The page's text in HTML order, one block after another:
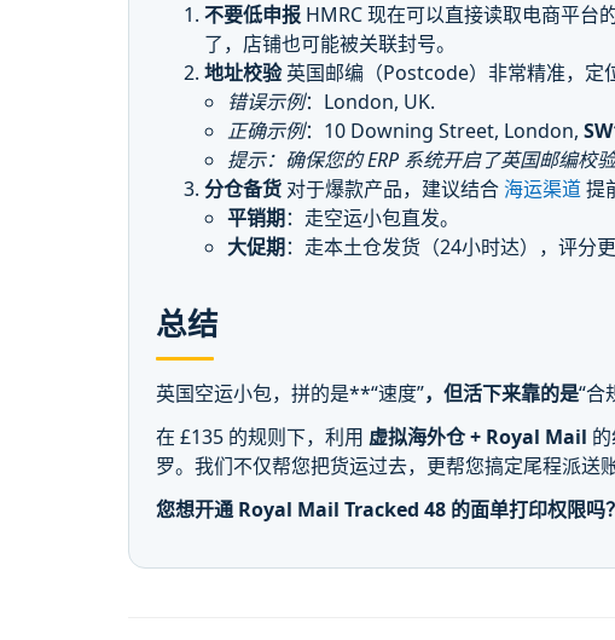
不要低申报 HMRC 现在可以直接读取电商平台
了，店铺也可能被关联封号。
地址校验英国邮编（Postcode）非常精准，定
错误示例：London, UK.
正确示例：10 Downing Street, London,
提示：确保您的 ERP 系统开启了英国邮编校验
分仓备货 对于爆款产品，建议结合 海运渠道提
平销期：走空运小包直发。
大促期：走本土仓发货（24小时达），评分更
总结
英国空运小包，拼的是**“速度”，但活下来靠的是“合
在 £135 的规则下，利用 虚拟海外仓 + Royal Mail
罗。我们不仅帮您把货运过去，更帮您搞定尾程派送
您想开通 Royal Mail Tracked 48 的面单打印权限吗